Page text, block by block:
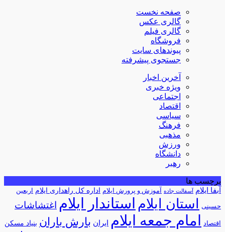
صفحه نخست
گالری عکس
گالری فیلم
فروشگاه
پیوندهای سایت
جستجوی پیشرفته
آخرین اخبار
ویژه خبری
اجتماعی
اقتصاد
سیاسی
فرهنگ
مذهبی
ورزش
دانشگاه
رهبر
برچسب ها
آبفا ایلام آسفالت جاده آموزش و پرورش ایلام اداره کل راهداری ایلام اربعین
حسینی استان ایلام استاندار ایلام اغتشاشات
اقتصاد امام جمعه ایلام ایران بارش باران بنیاد مسکن